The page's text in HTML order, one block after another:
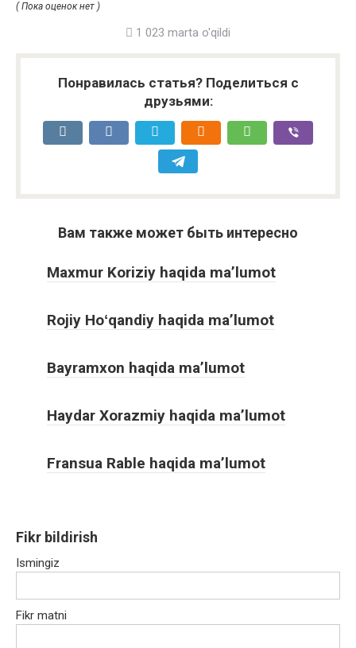
( Пока оценок нет )
1 023 marta o'qildi
Понравилась статья? Поделиться с
друзьями:
Вам также может быть интересно
Maxmur Koriziy haqida ma’lumot
Rojiy Hoʻqandiy haqida ma’lumot
Bayramxon haqida ma’lumot
Haydar Xorazmiy haqida ma’lumot
Fransua Rable haqida ma’lumot
Fikr bildirish
Ismingiz
Fikr matni